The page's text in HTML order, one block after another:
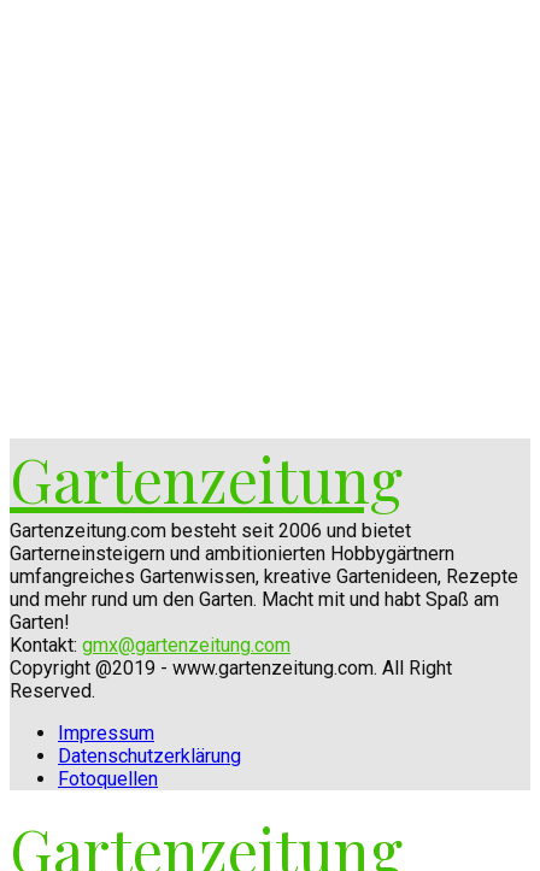
Gartenzeitung
Gartenzeitung.com besteht seit 2006 und bietet
Garterneinsteigern und ambitionierten Hobbygärtnern
umfangreiches Gartenwissen, kreative Gartenideen, Rezepte
und mehr rund um den Garten. Macht mit und habt Spaß am
Garten!
Kontakt: gmx@gartenzeitung.com
Copyright @2019 - www.gartenzeitung.com. All Right
Reserved.
Impressum
Datenschutzerklärung
Fotoquellen
Gartenzeitung